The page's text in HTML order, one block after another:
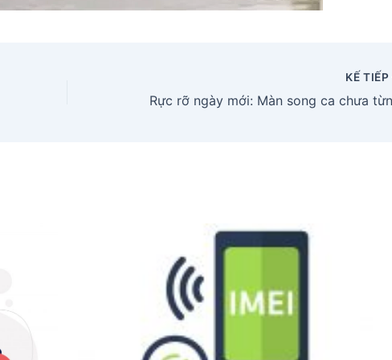
KẾ TIẾP